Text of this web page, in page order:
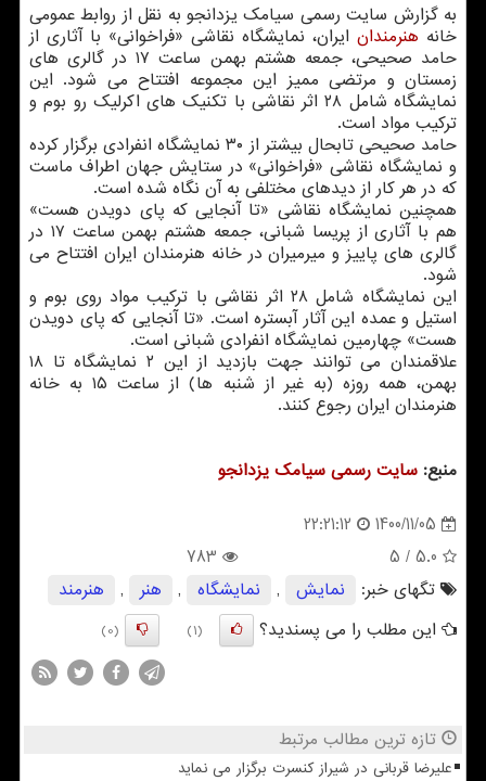
به گزارش سایت رسمی سیامک یزدانجو به نقل از روابط عمومی
خانه هنرمندان ایران، نمایشگاه نقاشی «فراخوانی» با آثاری از
حامد صحیحی، جمعه هشتم بهمن ساعت ۱۷ در گالری های
زمستان و مرتضی ممیز این مجموعه افتتاح می شود. این
نمایشگاه شامل ۲۸ اثر نقاشی با تکنیک های اکرلیک رو بوم و
ترکیب مواد است.
حامد صحیحی تابحال بیشتر از ۳۰ نمایشگاه انفرادی برگزار کرده
و نمایشگاه نقاشی «فراخوانی» در ستایش جهان اطراف ماست
که در هر کار از دیدهای مختلفی به آن نگاه شده است.
همچنین نمایشگاه نقاشی «تا آنجایی که پای دویدن هست»
هم با آثاری از پریسا شبانی، جمعه هشتم بهمن ساعت ۱۷ در
گالری های پاییز و میرمیران در خانه هنرمندان ایران افتتاح می
شود.
این نمایشگاه شامل ۲۸ اثر نقاشی با ترکیب مواد روی بوم و
استیل و عمده این آثار آبستره است. «تا آنجایی که پای دویدن
هست» چهارمین نمایشگاه انفرادی شبانی است.
علاقمندان می توانند جهت بازدید از این ۲ نمایشگاه تا ۱۸
بهمن، همه روزه (به غیر از شنبه ها) از ساعت ۱۵ به خانه
هنرمندان ایران رجوع کنند.
منبع: سایت رسمی سیامك یزدانجو
1400/11/05
22:21:12
5.0
/ 5
783
تگهای خبر:
نمایش , نمایشگاه , هنر ,
هنرمند
این مطلب را می پسندید؟
(1)
(0)
تازه ترین مطالب مرتبط
علیرضا قربانی در شیراز کنسرت برگزار می نماید